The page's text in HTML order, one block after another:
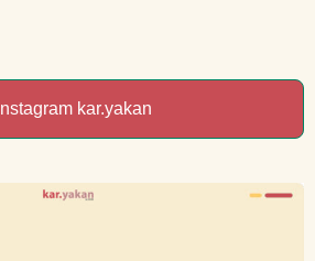
Instagram kar.yakan